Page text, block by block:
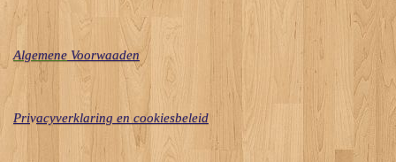
Algemene Voorwaaden
Privacyverklaring en cookiesbeleid